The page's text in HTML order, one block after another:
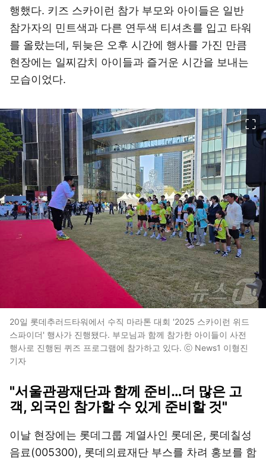
행했다. 키즈 스카이런 참가 부모와 아이들은 일반
참가자의 민트색과 다른 연두색 티셔츠를 입고 타워
를 올랐는데, 뒤늦은 오후 시간에 행사를 가진 만큼
현장에는 일찌감치 아이들과 즐거운 시간을 보내는
모습이었다.
20일 롯데추러드타워에서 수직 마라톤 대회 '2025 스카이런 위드
스파이더' 행사가 진행됐다. 부모님과 함께 참가한 아이들이 사전
행사로 진행된 퀴즈 프로그램에 참가하고 있다. ⓒ News1 이형진
기자
"서울관광재단과 함께 준비…더 많은 고
객, 외국인 참가할 수 있게 준비할 것"
이날 현장에는 롯데그룹 계열사인 롯데온, 롯데칠성
음료(005300), 롯데의료재단 부스를 차려 홍보를 함